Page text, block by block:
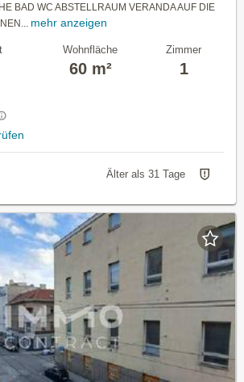
BAD WC ABSTELLRAUM VERANDA AUF DIE
mehr anzeigen
Wohnfläche
60 m²
Zimmer
1
Älter als 31 Tage